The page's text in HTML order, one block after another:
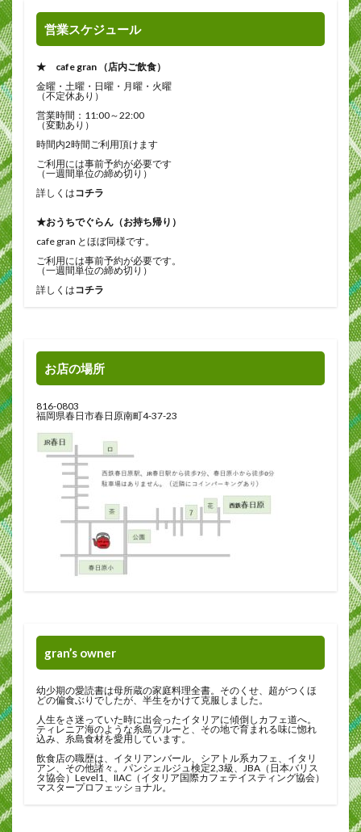
営業スケジュール
★ cafe gran （店内ご飲食）
金曜・土曜・日曜・月曜・火曜
（不定休あり）
営業時間：11:00～22:00
（変動あり）
時間内2時間ご利用頂けます
ご利用には事前予約が必要です
（一週間単位の締め切り）
詳しくはコチラ
★おうちでぐらん（お持ち帰り）
cafe gran とほぼ同様です。
ご利用には事前予約が必要です。
（一週間単位の締め切り）
詳しくはコチラ
お店の場所
816-0803
福岡県春日市春日原南町4-37-23
gran’s owner
幼少期の愛読書は母所蔵の家庭料理全書。そのくせ、超がつくほ
どの偏食ぶりでしたが、半生をかけて克服しました。
人生をさ迷っていた時に出会ったイタリアに傾倒しカフェ道へ。
ティレニア海のような糸島ブルーと、その地で育まれる味に惚れ
込み、糸島食材を愛用しています。
飲食店の職歴は、イタリアンバール、シアトル系カフェ、イタリ
アン、その他諸々。パンシェルジュ検定2,3級、JBA（日本バリス
タ協会）Level1、IIAC（イタリア国際カフェテイスティング協会）
マスタープロフェッショナル。